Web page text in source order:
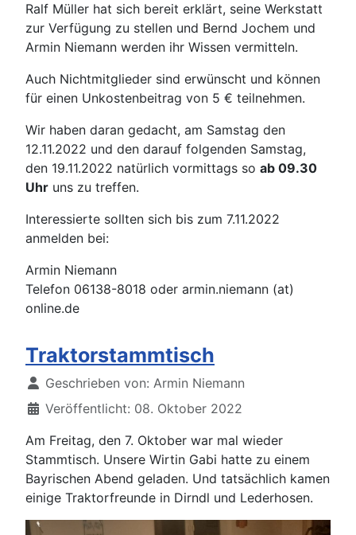
Ralf Müller hat sich bereit erklärt, seine Werkstatt
zur Verfügung zu stellen und Bernd Jochem und
Armin Niemann werden ihr Wissen vermitteln.
Auch Nichtmitglieder sind erwünscht und können
für einen Unkostenbeitrag von 5 € teilnehmen.
Wir haben daran gedacht, am Samstag den
12.11.2022 und den darauf folgenden Samstag,
den 19.11.2022 natürlich vormittags so ab 09.30
Uhr uns zu treffen.
Interessierte sollten sich bis zum 7.11.2022
anmelden bei:
Armin Niemann
Telefon 06138-8018 oder armin.niemann (at)
online.de
Traktorstammtisch
DetailsGeschrieben von: Armin Niemann
Veröffentlicht: 08. Oktober 2022
Am Freitag, den 7. Oktober war mal wieder
Stammtisch. Unsere Wirtin Gabi hatte zu einem
Bayrischen Abend geladen. Und tatsächlich kamen
einige Traktorfreunde in Dirndl und Lederhosen.